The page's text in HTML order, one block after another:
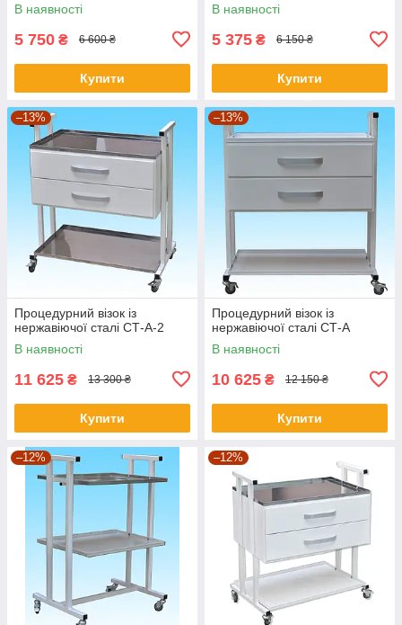
В наявності
5 750 ₴ 6 600 ₴
Купити
В наявності
5 375 ₴ 6 150 ₴
Купити
–13%
Процедурний візок із
нержавіючої сталі СТ-А-2
В наявності
11 625 ₴ 13 300 ₴
Купити
–13%
Процедурний візок із
нержавіючої сталі СТ-А
В наявності
10 625 ₴ 12 150 ₴
Купити
–12% –12%